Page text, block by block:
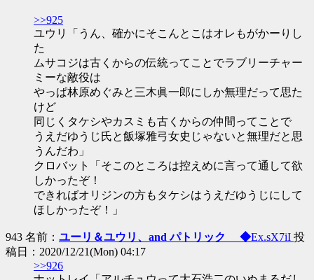
>>925
ユウリ「うん、確かにそこんとこはオレもがかーりし
た
ムサコジは古くからの伝統ってことでラブリーチャー
ミーな敵役は
やっぱ林原めぐみと三木眞一郎にしか無理だって思た
けど
同じくタケシやカスミも古くからの仲間ってことで
うえだゆうじ氏と飯塚雅弓女史じゃないと無理だと思
うんだわ」
クロバット「そこのところは控えめに言って通して欲
しかったぞ！
できればオリジンの方もタケシはうえだゆうじにして
ほしかったぞ！」
943 名前： ユーリ＆ユウリ、and パトリック ◆Ex.sX7iI 投
稿日：2020/12/21(Mon) 04:17
>>926